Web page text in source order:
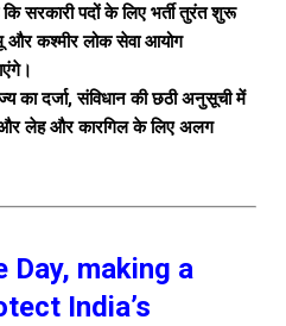
सरकारी पदों के लिए भर्ती तुरंत शुरू
और कश्मीर लोक सेवा आयोग
का दर्जा, संविधान की छठी अनुसूची में
और लेह और कारगिल के लिए अलग
Day, making a
India’s